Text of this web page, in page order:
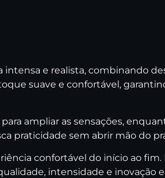
intensa e realista, combinando
suave e confortável,
ampliar as sensações,
praticidade sem abrir mão do
confortável do início ao fim.
intensidade e inovação